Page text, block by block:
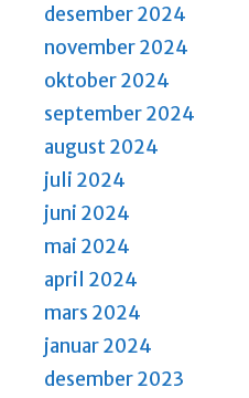
desember 2024
november 2024
oktober 2024
september 2024
august 2024
juli 2024
juni 2024
mai 2024
april 2024
mars 2024
januar 2024
desember 2023